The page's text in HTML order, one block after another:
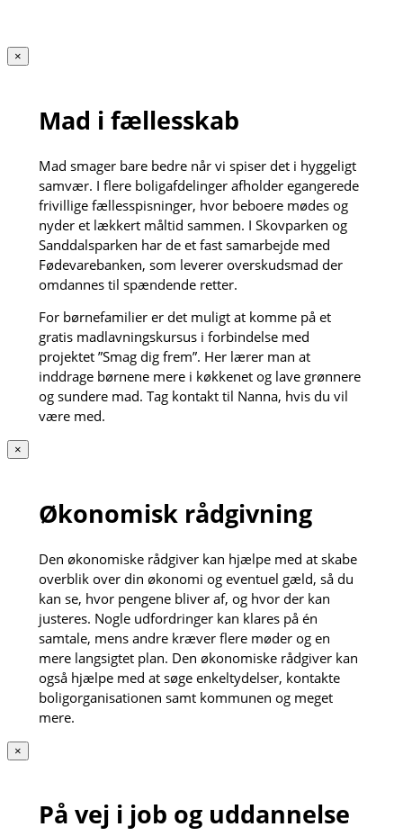
×
Mad i fællesskab
Mad smager bare bedre når vi spiser det i hyggeligt
samvær. I flere boligafdelinger afholder egangerede
frivillige fællesspisninger, hvor beboere mødes og
nyder et lækkert måltid sammen. I Skovparken og
Sanddalsparken har de et fast samarbejde med
Fødevarebanken, som leverer overskudsmad der
omdannes til spændende retter.
For børnefamilier er det muligt at komme på et
gratis madlavningskursus i forbindelse med
projektet ”Smag dig frem”. Her lærer man at
inddrage børnene mere i køkkenet og lave grønnere
og sundere mad. Tag kontakt til Nanna, hvis du vil
være med.
×
Økonomisk rådgivning
Den økonomiske rådgiver kan hjælpe med at skabe
overblik over din økonomi og eventuel gæld, så du
kan se, hvor pengene bliver af, og hvor der kan
justeres. Nogle udfordringer kan klares på én
samtale, mens andre kræver flere møder og en
mere langsigtet plan. Den økonomiske rådgiver kan
også hjælpe med at søge enkeltydelser, kontakte
boligorganisationen samt kommunen og meget
mere.
×
På vej i job og uddannelse